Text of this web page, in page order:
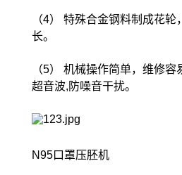
（4） 特殊合金钢料制成花
长。
（5） 机械操作简单，维修
超音波,防噪音干扰。
N95口罩压胚机